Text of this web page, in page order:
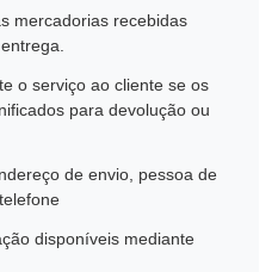
mercadorias recebidas
o serviço ao cliente se os
para devolução ou
de envio, pessoa de
disponíveis mediante